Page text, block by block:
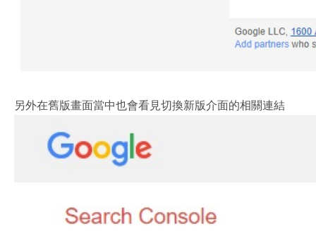
另外在舊版畫面當中也會看見切換新版介面的相關連結